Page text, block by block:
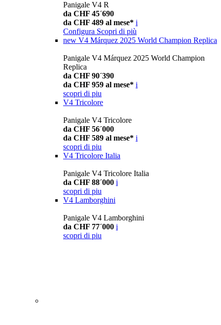
Panigale V4 R
da CHF 45´690
da CHF 489 al mese* i
Configura Scopri di più
new V4 Márquez 2025 World Champion Replica
Panigale V4 Márquez 2025 World Champion
Replica
da CHF 90´390
da CHF 959 al mese* i
scopri di piu
V4 Tricolore
Panigale V4 Tricolore
da CHF 56´000
da CHF 589 al mese* i
scopri di piu
V4 Tricolore Italia
Panigale V4 Tricolore Italia
da CHF 88´000 i
scopri di piu
V4 Lamborghini
Panigale V4 Lamborghini
da CHF 77´000 i
scopri di piu